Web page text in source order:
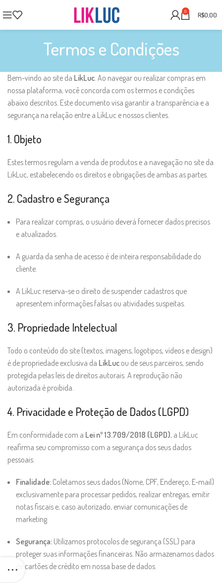
0 R$0,00
Termos e Condições
Bem-vindo ao site da LikLuc. Ao navegar ou realizar compras em
nossa plataforma, você concorda com os termos e condições
abaixo descritos. Este documento visa garantir a transparência e a
segurança na relação entre a LikLuc e nossos clientes.
1. Objeto
Estes termos regulam a venda de produtos e a navegação no site da
LikLuc, estabelecendo os direitos e obrigações de ambas as partes.
2. Cadastro e Segurança
Para realizar compras, o usuário deverá fornecer dados precisos
e atualizados.
A guarda da senha de acesso é de inteira responsabilidade do
cliente.
A LikLuc reserva-se o direito de suspender cadastros que
apresentem informações falsas ou atividades suspeitas.
3. Propriedade Intelectual
Todo o conteúdo do site (textos, imagens, logotipos, vídeos e design)
é de propriedade exclusiva da LikLuc ou de seus parceiros, sendo
protegida pelas leis de direitos autorais. A reprodução não
autorizada é proibida.
4. Privacidade e Proteção de Dados (LGPD)
Em conformidade com a Lei nº 13.709/2018 (LGPD), a LikLuc
reafirma seu compromisso com a segurança dos seus dados
pessoais:
Finalidade: Coletamos seus dados (Nome, CPF, Endereço, E-mail)
exclusivamente para processar pedidos, realizar entregas, emitir
notas fiscais e, caso autorizado, enviar comunicações de
marketing.
Segurança: Utilizamos protocolos de segurança (SSL) para
proteger suas informações financeiras. Não armazenamos dados
de cartões de crédito em nossa base de dados.